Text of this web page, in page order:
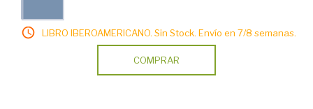
LIBRO IBEROAMERICANO. Sin Stock. Envío en 7/8 semanas.
COMPRAR